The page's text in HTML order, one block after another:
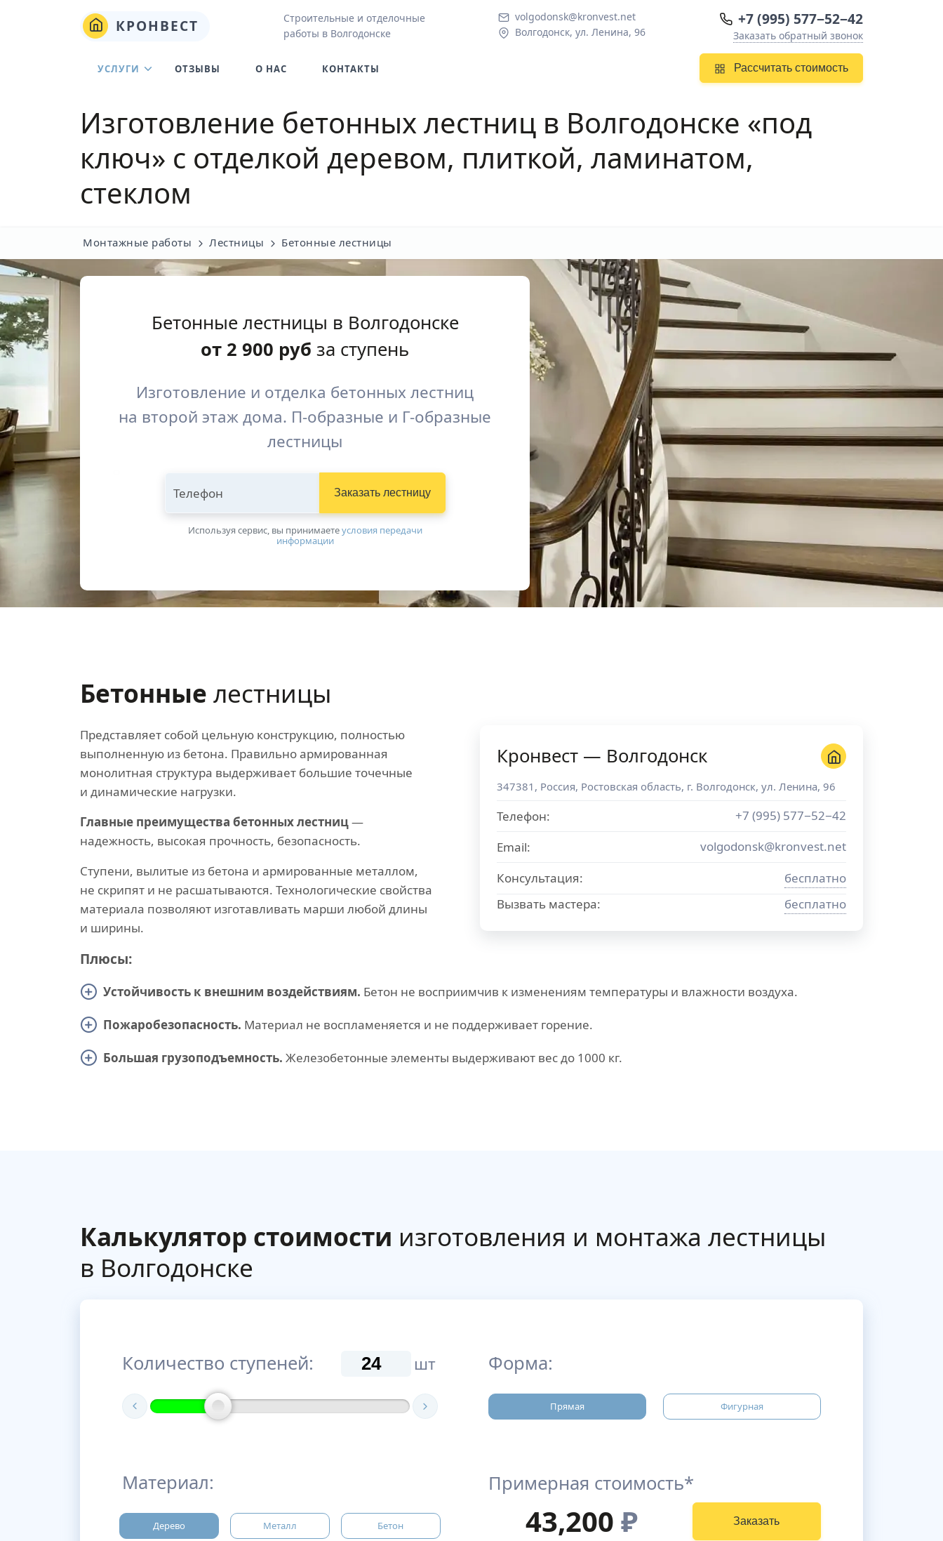
КРОНВЕСТ
Строительные и отделочные
работы в Волгодонске
volgodonsk@kronvest.net
Волгодонск, ул. Ленина, 96
+7 (995) 577−52−42
Заказать обратный звонок
Рассчитать стоимость
УСЛУГИ ОТЗЫВЫ О НАС КОНТАКТЫ
Изготовление бетонных лестниц в Волгодонске «под
ключ» с отделкой деревом, плиткой, ламинатом,
стеклом
Монтажные работы Лестницы Бетонные лестницы
Бетонные лестницы в Волгодонске
от 2 900 руб за ступень
Изготовление и отделка бетонных лестниц
на второй этаж дома. П-образные и Г-образные
лестницы
Телефон Заказать лестницу
Используя сервис, вы принимаетeусловия передачи
информации
Бетонные лестницы
Представляет собой цельную конструкцию, полностью
выполненную из бетона. Правильно армированная
монолитная структура выдерживает большие точечные
и динамические нагрузки.
Главные преимущества бетонных лестниц—
надежность, высокая прочность, безопасность.
Ступени, вылитые из бетона и армированные металлом,
не скрипят и не расшатываются. Технологические свойства
материала позволяют изготавливать марши любой длины
и ширины.
Кронвест — Волгодонск
347381 , Россия, Ростовская область, г. Волгодонск, ул. Ленина, 96
Телефон:
+7 (995) 577−52−42
Email:
volgodonsk@kronvest.net
Консультация:
бесплатно
Вызвать мастера:
бесплатно
Плюсы:
Устойчивость к внешним воздействиям. Бетон не восприимчив к изменениям температуры и влажности воздуха.
Пожаробезопасность. Материал не воспламеняется и не поддерживает горение.
Большая грузоподъемность. Железобетонные элементы выдерживают вес до 1000 кг.
Калькулятор стоимости изготовления и монтажа лестницы
в Волгодонске
Количество ступеней: шт
Материал:
Дерево Металл Бетон
Форма:
Прямая Фигурная
Примерная стоимость*
43,200 ₽ Заказать